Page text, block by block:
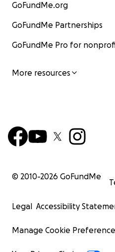
GoFundMe.org
GoFundMe Partnerships
GoFundMe Pro for
More resources
© 2010-2026 GoFundMe
Legal Accessibility
Manage Cookie